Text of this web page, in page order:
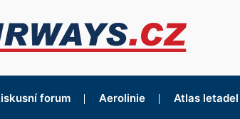
forum Aerolinie Atlas letadel